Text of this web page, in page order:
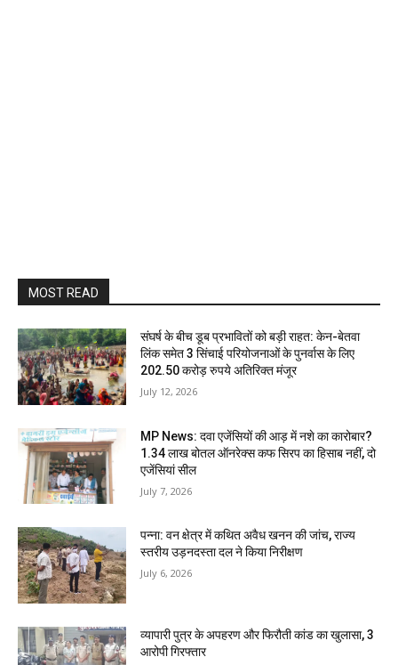
MOST READ
संघर्ष के बीच डूब प्रभावितों को बड़ी राहत: केन-बेतवा
लिंक समेत 3 सिंचाई परियोजनाओं के पुनर्वास के लिए
202.50 करोड़ रुपये अतिरिक्त मंजूर
July 12, 2026
MP News: दवा एजेंसियों की आड़ में नशे का कारोबार?
1.34 लाख बोतल ऑनरेक्स कफ सिरप का हिसाब नहीं, दो
एजेंसियां सील
July 7, 2026
पन्ना: वन क्षेत्र में कथित अवैध खनन की जांच, राज्य
स्तरीय उड़नदस्ता दल ने किया निरीक्षण
July 6, 2026
व्यापारी पुत्र के अपहरण और फिरौती कांड का खुलासा, 3
आरोपी गिरफ्तार